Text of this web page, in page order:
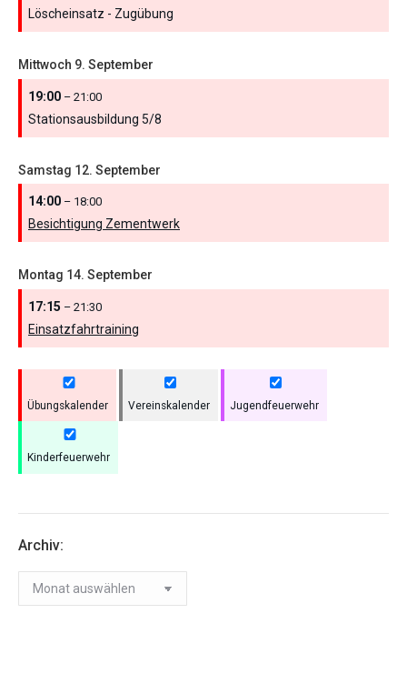
Löscheinsatz - Zugübung
Mittwoch 9. September
19:00 – 21:00
Stationsausbildung 5/8
Samstag 12. September
14:00 – 18:00
Besichtigung Zementwerk
Montag 14. September
17:15 – 21:30
Einsatzfahrtraining
Übungskalender Vereinskalender Jugendfeuerwehr
Kinderfeuerwehr
Archiv:
Archiv: